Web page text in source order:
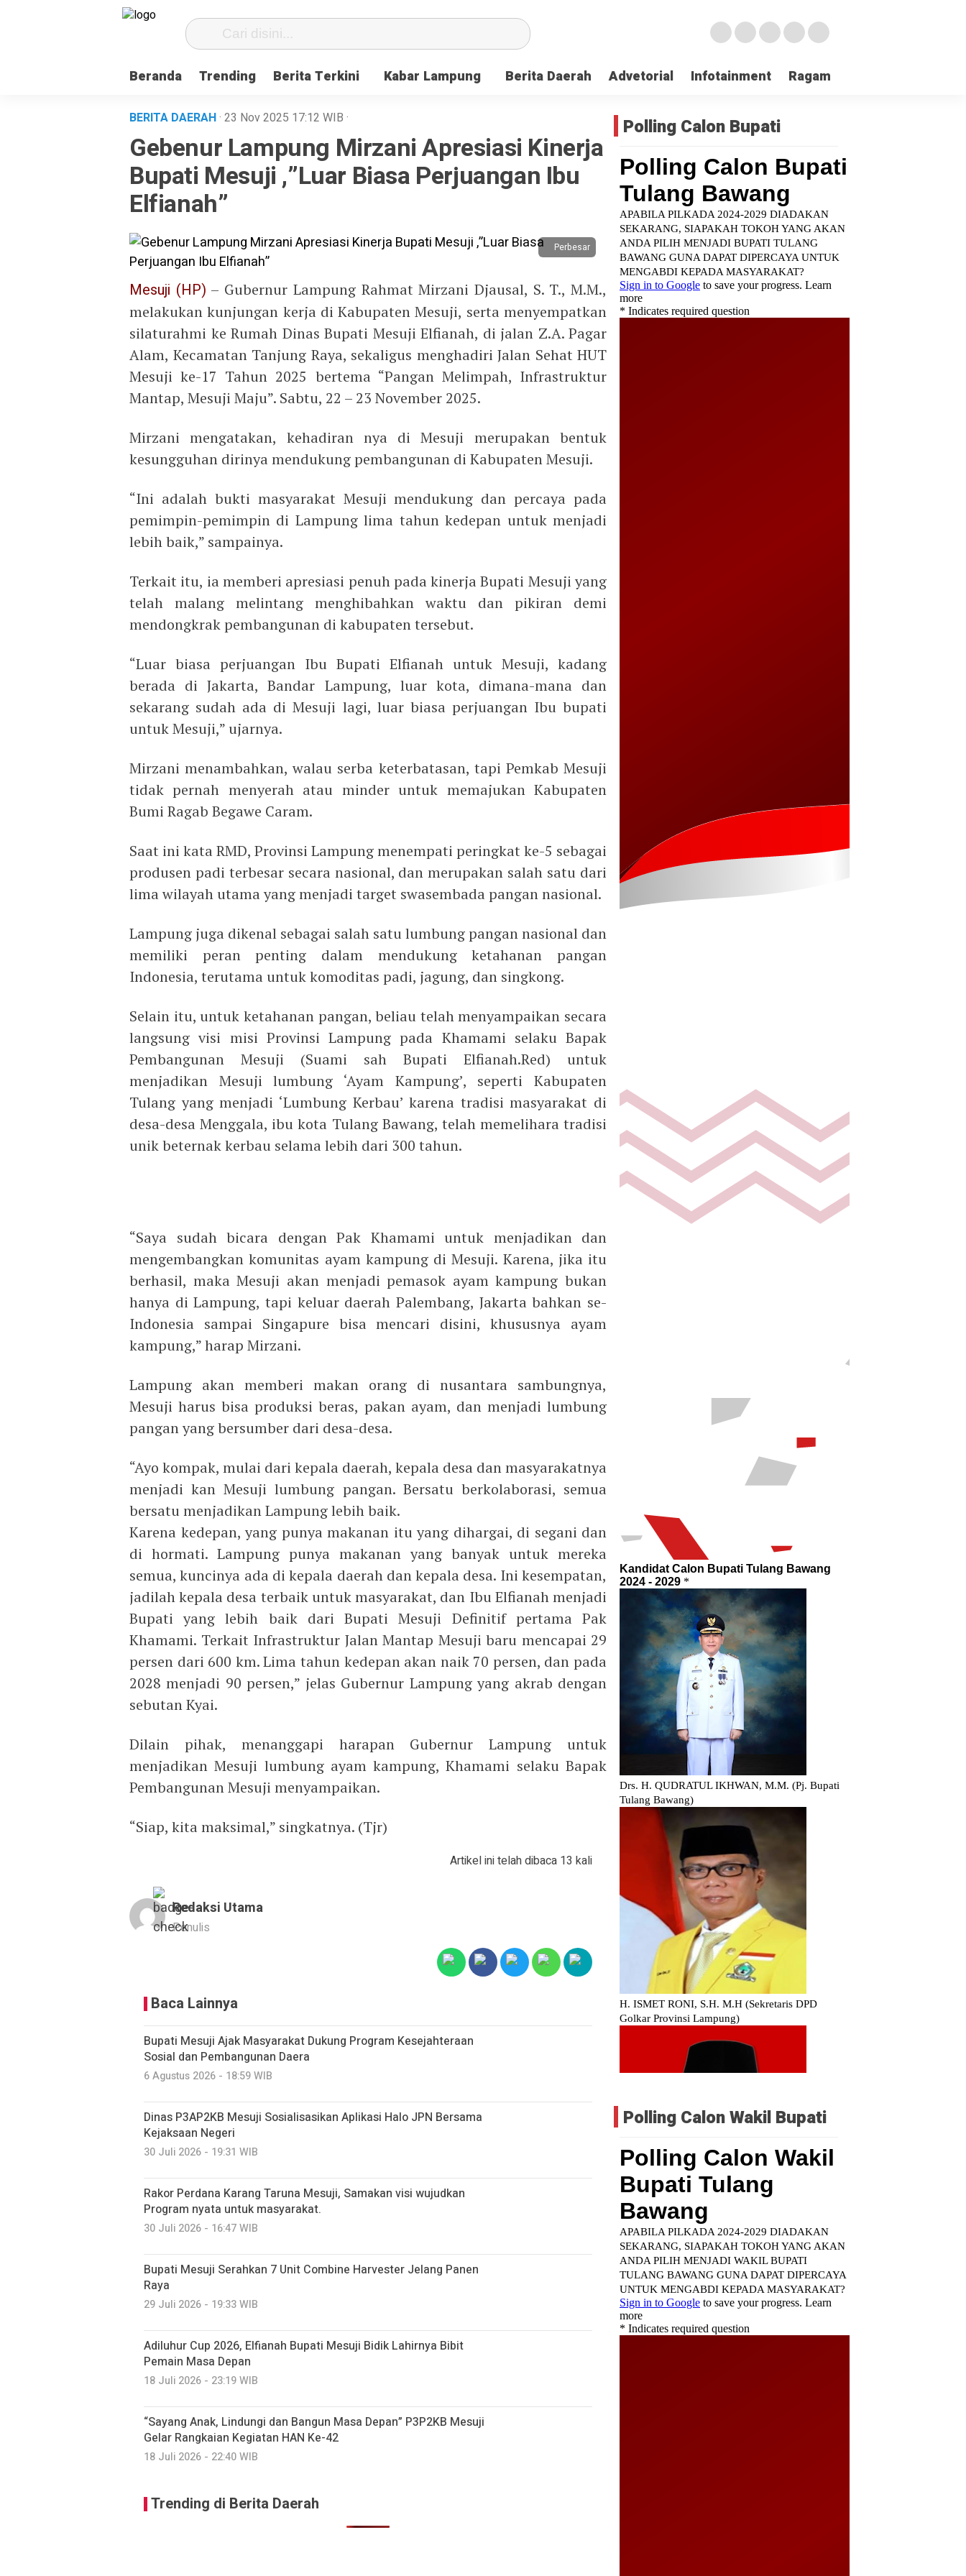
Beranda Trending Berita Terkini Kabar Lampung Berita Daerah Advetorial Infotainment Ragam
BERITA DAERAH· 23 Nov 2025 17:12 WIB ·
Gebenur Lampung Mirzani Apresiasi Kinerja
Bupati Mesuji ,”Luar Biasa Perjuangan Ibu
Elfianah”
Perbesar
Mesuji (HP) – Gubernur Lampung Rahmat Mirzani Djausal, S. T., M.M.,
melakukan kunjungan kerja di Kabupaten Mesuji, serta menyempatkan
silaturahmi ke Rumah Dinas Bupati Mesuji Elfianah, di jalan Z.A. Pagar
Alam, Kecamatan Tanjung Raya, sekaligus menghadiri Jalan Sehat HUT
Mesuji ke-17 Tahun 2025 bertema “Pangan Melimpah, Infrastruktur
Mantap, Mesuji Maju”. Sabtu, 22 – 23 November 2025.
Mirzani mengatakan, kehadiran nya di Mesuji merupakan bentuk
kesungguhan dirinya mendukung pembangunan di Kabupaten Mesuji.
“Ini adalah bukti masyarakat Mesuji mendukung dan percaya pada
pemimpin-pemimpin di Lampung lima tahun kedepan untuk menjadi
lebih baik,” sampainya.
Terkait itu, ia memberi apresiasi penuh pada kinerja Bupati Mesuji yang
telah malang melintang menghibahkan waktu dan pikiran demi
mendongkrak pembangunan di kabupaten tersebut.
“Luar biasa perjuangan Ibu Bupati Elfianah untuk Mesuji, kadang
berada di Jakarta, Bandar Lampung, luar kota, dimana-mana dan
sekarang sudah ada di Mesuji lagi, luar biasa perjuangan Ibu bupati
untuk Mesuji,” ujarnya.
Mirzani menambahkan, walau serba keterbatasan, tapi Pemkab Mesuji
tidak pernah menyerah atau minder untuk memajukan Kabupaten
Bumi Ragab Begawe Caram.
Saat ini kata RMD, Provinsi Lampung menempati peringkat ke-5 sebagai
produsen padi terbesar secara nasional, dan merupakan salah satu dari
lima wilayah utama yang menjadi target swasembada pangan nasional.
Lampung juga dikenal sebagai salah satu lumbung pangan nasional dan
memiliki peran penting dalam mendukung ketahanan pangan
Indonesia, terutama untuk komoditas padi, jagung, dan singkong.
Selain itu, untuk ketahanan pangan, beliau telah menyampaikan secara
langsung visi misi Provinsi Lampung pada Khamami selaku Bapak
Pembangunan Mesuji (Suami sah Bupati Elfianah.Red) untuk
menjadikan Mesuji lumbung ‘Ayam Kampung’, seperti Kabupaten
Tulang yang menjadi ‘Lumbung Kerbau’ karena tradisi masyarakat di
desa-desa Menggala, ibu kota Tulang Bawang, telah memelihara tradisi
unik beternak kerbau selama lebih dari 300 tahun.
“Saya sudah bicara dengan Pak Khamami untuk menjadikan dan
mengembangkan komunitas ayam kampung di Mesuji. Karena, jika itu
berhasil, maka Mesuji akan menjadi pemasok ayam kampung bukan
hanya di Lampung, tapi keluar daerah Palembang, Jakarta bahkan se-
Indonesia sampai Singapure bisa mencari disini, khususnya ayam
kampung,” harap Mirzani.
Lampung akan memberi makan orang di nusantara sambungnya,
Mesuji harus bisa produksi beras, pakan ayam, dan menjadi lumbung
pangan yang bersumber dari desa-desa.
“Ayo kompak, mulai dari kepala daerah, kepala desa dan masyarakatnya
menjadi kan Mesuji lumbung pangan. Bersatu berkolaborasi, semua
bersatu menjadikan Lampung lebih baik.
Karena kedepan, yang punya makanan itu yang dihargai, di segani dan
di hormati. Lampung punya makanan yang banyak untuk mereka
semua, kuncinya ada di kepala daerah dan kepala desa. Ini kesempatan,
jadilah kepala desa terbaik untuk masyarakat, dan Ibu Elfianah menjadi
Bupati yang lebih baik dari Bupati Mesuji Definitif pertama Pak
Khamami. Terkait Infrastruktur Jalan Mantap Mesuji baru mencapai 29
persen dari 600 km. Lima tahun kedepan akan naik 70 persen, dan pada
2028 menjadi 90 persen,” jelas Gubernur Lampung yang akrab dengan
sebutan Kyai.
Dilain pihak, menanggapi harapan Gubernur Lampung untuk
menjadikan Mesuji lumbung ayam kampung, Khamami selaku Bapak
Pembangunan Mesuji menyampaikan.
“Siap, kita maksimal,” singkatnya. (Tjr)
Artikel ini telah dibaca 13 kali
Redaksi Utama
Penulis
Baca Lainnya
Bupati Mesuji Ajak Masyarakat Dukung Program Kesejahteraan
Sosial dan Pembangunan Daera
6 Agustus 2026 - 18:59 WIB
Dinas P3AP2KB Mesuji Sosialisasikan Aplikasi Halo JPN Bersama
Kejaksaan Negeri
30 Juli 2026 - 19:31 WIB
Rakor Perdana Karang Taruna Mesuji, Samakan visi wujudkan
Program nyata untuk masyarakat.
30 Juli 2026 - 16:47 WIB
Bupati Mesuji Serahkan 7 Unit Combine Harvester Jelang Panen
Raya
29 Juli 2026 - 19:33 WIB
Adiluhur Cup 2026, Elfianah Bupati Mesuji Bidik Lahirnya Bibit
Pemain Masa Depan
18 Juli 2026 - 23:19 WIB
“Sayang Anak, Lindungi dan Bangun Masa Depan” P3P2KB Mesuji
Gelar Rangkaian Kegiatan HAN Ke-42
18 Juli 2026 - 22:40 WIB
Trending di Berita Daerah
Polling Calon Bupati
Polling Calon Wakil Bupati